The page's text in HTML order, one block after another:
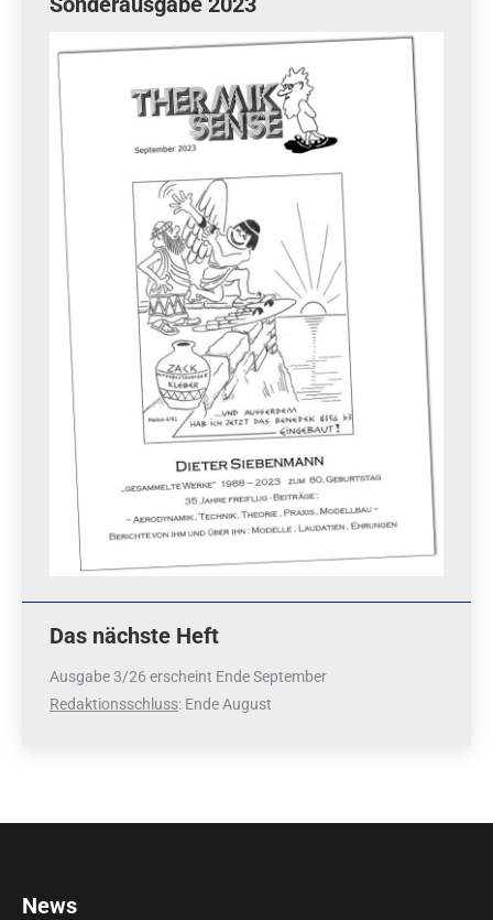
Das nächste Heft
Ausgabe 3/26 erscheint Ende September
Redaktionsschluss: Ende August
News